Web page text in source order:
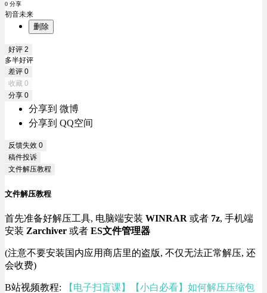
0 分享
初音未来
删除
好评 2
多半好评
差评 0
收藏 0
分享 0
分享到 微博
分享到 QQ空间
反馈失效 0
稿件投诉
文件解压教程
文件解压教程
首先准备好解压工具, 电脑端安装 WINRAR 或者 7z, 手机端
安装 Zarchiver 或者 ES文件管理器
(注意不要安装国内应用商店里的盗版, 不仅无法正常解压, 还
会收费)
B站视频教程: 【电子扫盲课】【小白必看】如何解压压缩包